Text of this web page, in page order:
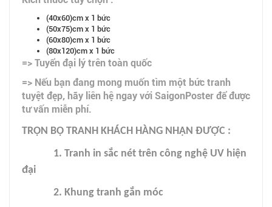
(40x60)cm x 1 bức
(50x75)cm x 1 bức
(60x80)cm x 1 bức
(80x120)cm x 1 bức
=> Tuyển đại lý trên toàn quốc
=> Nếu bạn đang mong muốn tìm một bức tranh
tuyệt đẹp, hãy liên hệ ngay với SaigonPoster để được
tư vấn miễn phí.
TRỌN BỘ TRANH KHÁCH HÀNG NHẬN ĐƯỢC :
1. Tranh in sắc nét trên công nghệ UV hiện
đại
2. Khung tranh gắn móc